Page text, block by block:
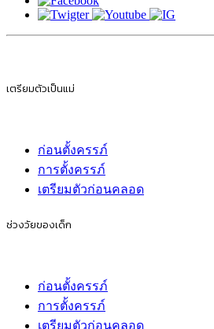
เตรียมตัวเป็นแม่
ก่อนตั้งครรภ์
การตั้งครรภ์
เตรียมตัวก่อนคลอด
ช่วงวัยของเด็ก
ก่อนตั้งครรภ์
การตั้งครรภ์
เตรียมตัวก่อนคลอด